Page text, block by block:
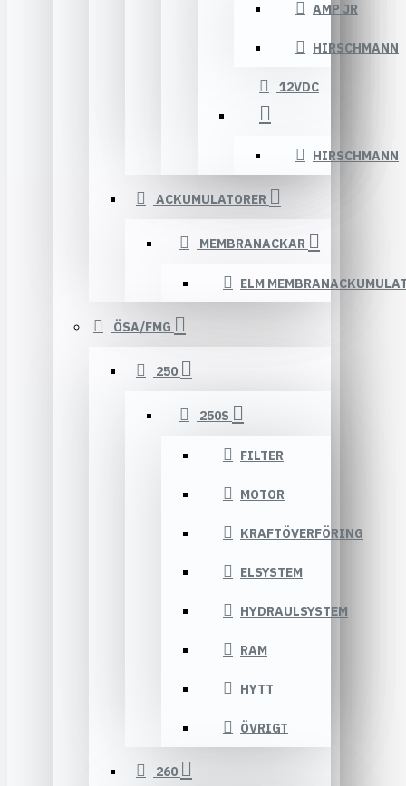
AMP JR
HIRSCHMANN
12VDC
HIRSCHMANN
ACKUMULATORER
MEMBRANACKAR
ELM
ÖSA/FMG
250
250S
FILTER
MOTOR
KRAFTÖVERFÖRING
ELSYSTEM
HYDRAULSYSTEM
RAM
HYTT
ÖVRIGT
260